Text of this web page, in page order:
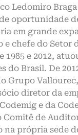
Ledomiro
oportunidade
em grande
e chefe do Setor
1985 e 2012,
do Brasil. De
Grupo
diretor da
e da
Comitê de
na própria sede